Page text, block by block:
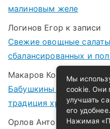
малиновым желе
Логинов Егор к записи
Свежие овощные
сбалансированных и
Макаров Корней
Бабушкины рецепты
традиция хранения
Орлов Антон
к записи
Мы
cookie. Они
улучшать
его удобнее.
Нажимая